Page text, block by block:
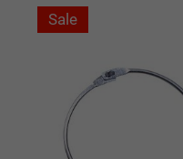
Sale